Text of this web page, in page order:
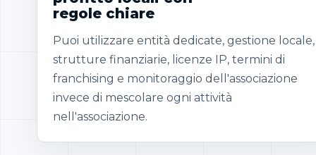
regole chiare
Puoi utilizzare entità dedicate, gestione locale,
strutture finanziarie, licenze IP, termini di
franchising e monitoraggio dell'associazione
invece di mescolare ogni attività
nell'associazione.